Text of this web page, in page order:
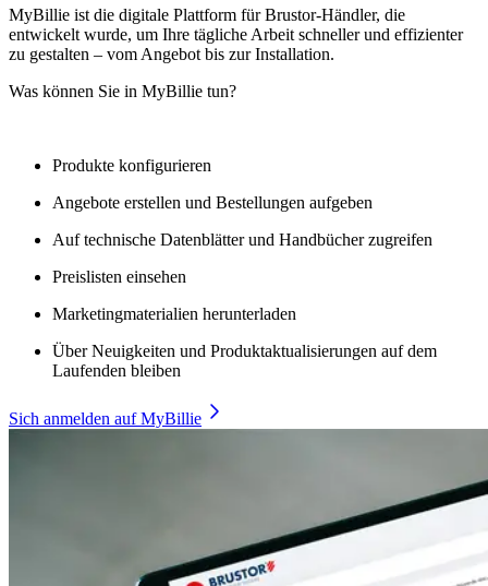
MyBillie ist die digitale Plattform für Brustor-Händler, die
entwickelt wurde, um Ihre tägliche Arbeit schneller und effizienter
zu gestalten – vom Angebot bis zur Installation.
Was können Sie in MyBillie tun?
Produkte konfigurieren
Angebote erstellen und Bestellungen aufgeben
Auf technische Datenblätter und Handbücher zugreifen
Preislisten einsehen
Marketingmaterialien herunterladen
Über Neuigkeiten und Produktaktualisierungen auf dem
Laufenden bleiben
Sich anmelden auf MyBillie